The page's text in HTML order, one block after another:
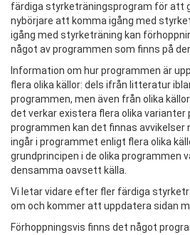
färdiga styrketräningsprogram för att
nybörjare att komma igång med
igång med styrketräning kan
något av programmen som finns på
Information om hur programmen är
flera olika källor: dels ifrån litteratur
programmen, men även från olika
det verkar existera flera olika varianter
programmen kan det finnas avvikelser
ingår i programmet enligt flera olika
grundprincipen i de olika programmen
densamma oavsett källa.
Vi letar vidare efter fler färdiga
om och kommer att uppdatera sidan
Förhoppningsvis finns det något